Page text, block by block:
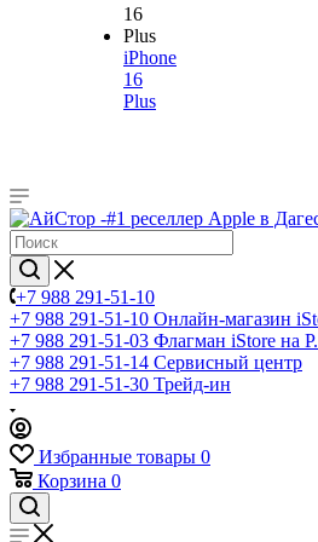
iPhone
16
Plus
+7 988 291-51-10
+7 988 291-51-10 Онлайн-магазин
+7 988 291-51-03 Флагман iStore на
+7 988 291-51-14 Сервисный центр
+7 988 291-51-30 Трейд-ин
Избранные товары 0
Корзина 0